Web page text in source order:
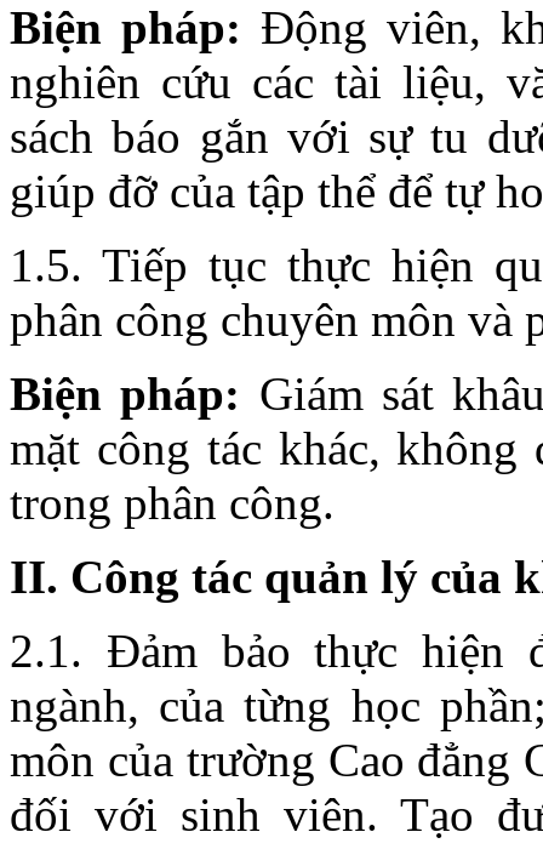
Biện pháp: Động viên,
nghiên cứu các tài liệu,
sách báo gắn với sự tu
giúp đỡ của tập thể để tự
1.5. Tiếp tục thực hiện
phân công chuyên môn và
Biện pháp: Giám sát
mặt công tác khác,
trong phân công.
II. Công tác quản lý của
2.1. Đảm bảo thực hiện
ngành, của từng học
môn của trường Cao đẳng
đối với sinh viên. Tạo